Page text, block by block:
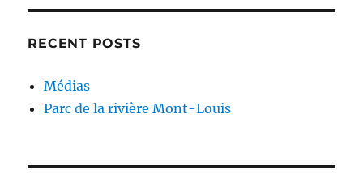
RECENT POSTS
Médias
Parc de la rivière Mont-Louis